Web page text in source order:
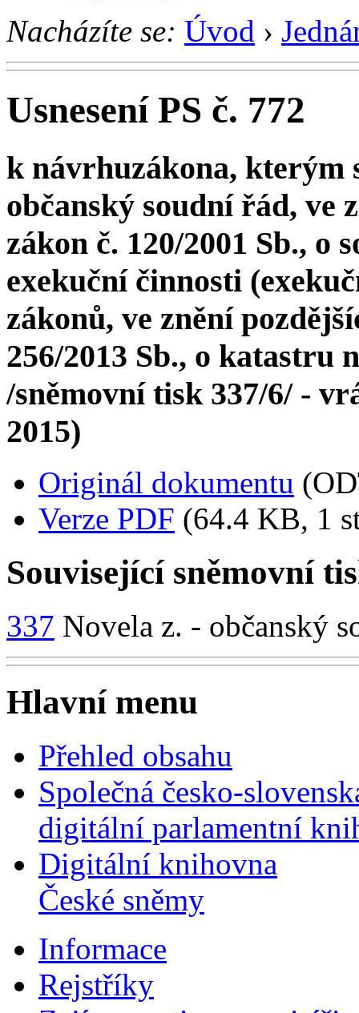
Nacházíte se: Úvod ›
Usnesení PS č. 772
k návrhuzákona, kterým
občanský soudní řád, ve
zákon č. 120/2001 Sb., o
exekuční činnosti
zákonů, ve znění
256/2013 Sb., o katastru
/sněmovní tisk 337/6/ -
2015)
Originál dokumentu
Verze PDF (64.4 KB, 1
Související sněmovní
337 Novela z. - občanský
Hlavní menu
Přehled obsahu
Společná česko-
digitální parlamentní
Digitální knihovna
České sněmy
Informace
Rejstříky